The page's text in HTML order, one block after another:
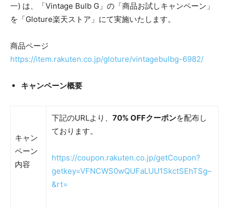
一) は、「Vintage Bulb G」の「商品お試しキャンペーン」
を「Gloture楽天ストア」にて実施いたします。
商品ページ
https://item.rakuten.co.jp/gloture/vintagebulbg-6982/
キャンペーン概要
キャン
ペーン
内容
下記のURLより、 70% OFFクーポンを配布し
ております。
https://coupon.rakuten.co.jp/getCoupon?
getkey=VFNCWS0wQUFaLUU1SkctSEhTSg–
&rt=